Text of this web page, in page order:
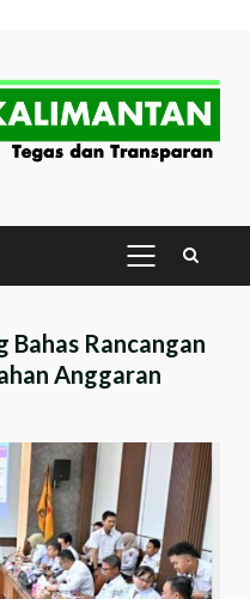
PRIMARY
MENU
Bahas Rancangan
Anggaran